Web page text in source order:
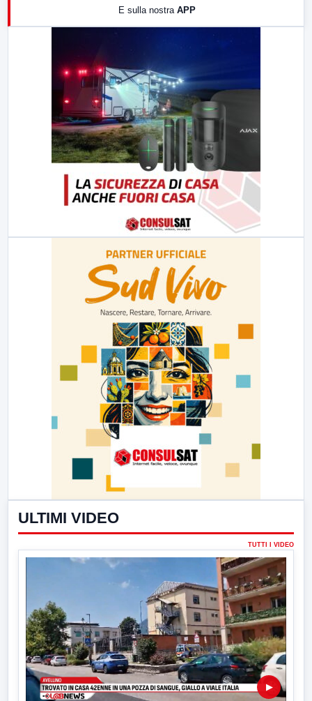
E sulla nostra APP
ULTIMI VIDEO
TUTTI I VIDEO
▶